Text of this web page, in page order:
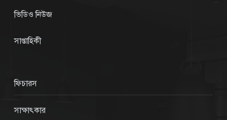
ভিডিও নিউজ
সাপ্তাহিকী
ফিচারস
সাক্ষাৎকার